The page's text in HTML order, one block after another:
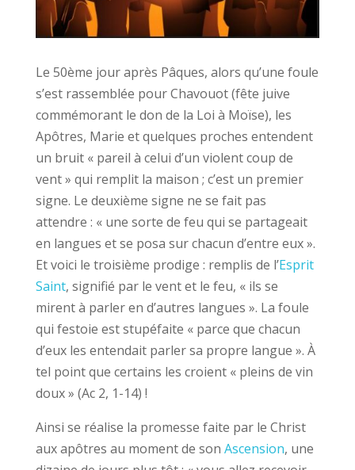
Le 50ème jour après Pâques, alors qu’une foule
s’est rassemblée pour Chavouot (fête juive
commémorant le don de la Loi à Moïse), les
Apôtres, Marie et quelques proches entendent
un bruit « pareil à celui d’un violent coup de
vent » qui remplit la maison ; c’est un premier
signe. Le deuxième signe ne se fait pas
attendre : « une sorte de feu qui se partageait
en langues et se posa sur chacun d’entre eux ».
Et voici le troisième prodige : remplis de l’Esprit
Saint, signifié par le vent et le feu, « ils se
mirent à parler en d’autres langues ». La foule
qui festoie est stupéfaite « parce que chacun
d’eux les entendait parler sa propre langue ». À
tel point que certains les croient « pleins de vin
doux » (Ac 2, 1-14) !
Ainsi se réalise la promesse faite par le Christ
aux apôtres au moment de son Ascension, une